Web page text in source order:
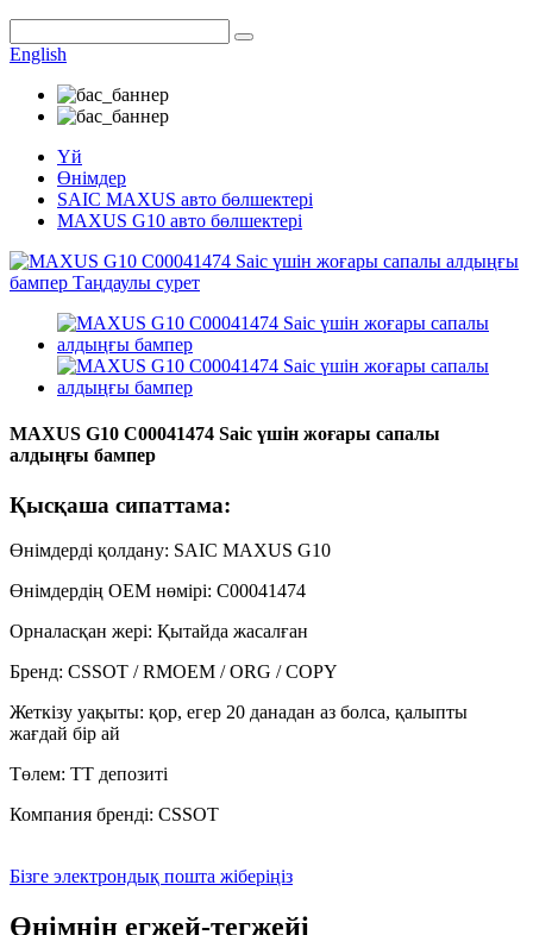
English
Үй
Өнімдер
SAIC MAXUS авто бөлшектері
MAXUS G10 авто бөлшектері
MAXUS G10 C00041474 Saic үшін жоғары сапалы
алдыңғы бампер
Қысқаша сипаттама:
Өнімдерді қолдану: SAIC MAXUS G10
Өнімдердің OEM нөмірі: C00041474
Орналасқан жері: Қытайда жасалған
Бренд: CSSOT / RMOEM / ORG / COPY
Жеткізу уақыты: қор, егер 20 данадан аз болса, қалыпты
жағдай бір ай
Төлем: TT депозиті
Компания бренді: CSSOT
Бізге электрондық пошта жіберіңіз
Өнімнің егжей-тегжейі